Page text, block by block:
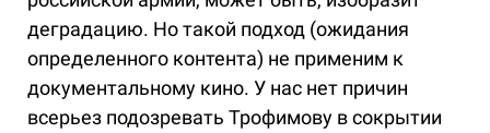
деградацию. Но такой подход (ожидания
определенного контента) не применим к
документальному кино. У нас нет причин
всерьез подозревать Трофимову в сокрытии